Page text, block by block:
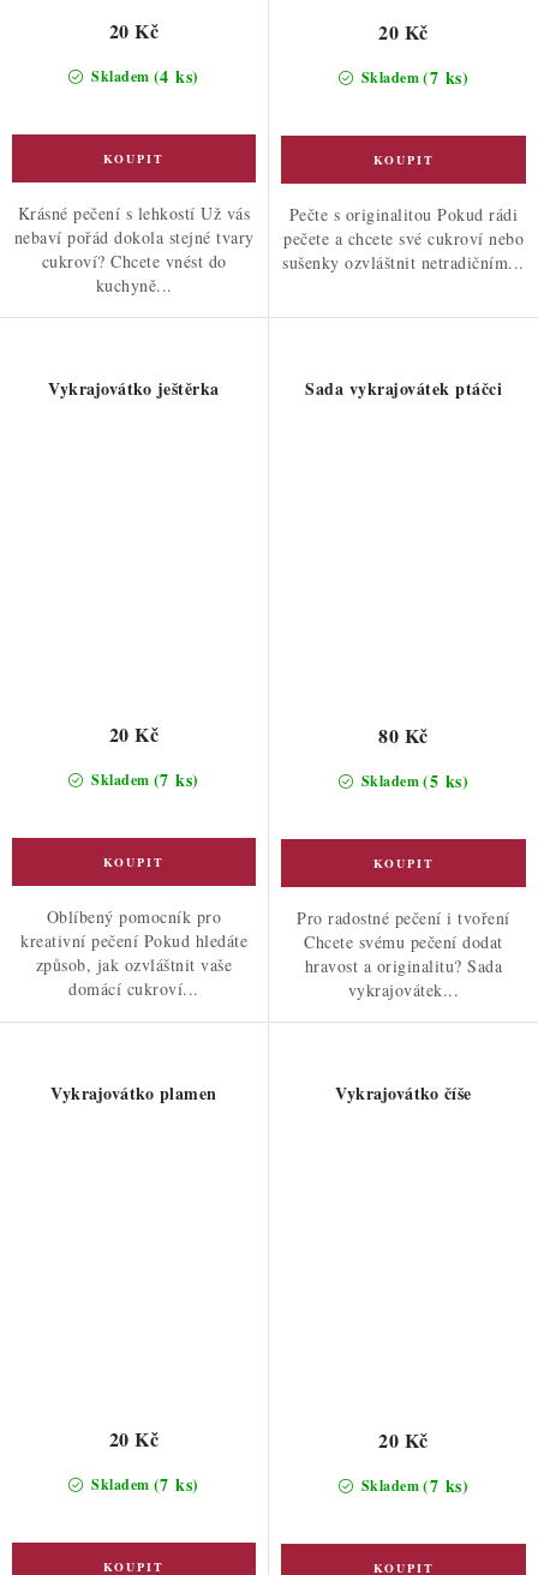
Skladem (4 ks)
20 Kč
Krásné pečení s lehkostí Už vás
nebaví pořád dokola stejné tvary
cukroví? Chcete vnést do
kuchyně...
Skladem(7 ks)
20 Kč
Pečte s originalitou Pokud rádi
pečete a chcete své cukroví nebo
sušenky ozvláštnit netradičním...
Vykrajovátko ještěrka
Skladem (7 ks)
20 Kč
Oblíbený pomocník pro
kreativní pečení Pokud hledáte
způsob, jak ozvláštnit vaše
domácí cukroví...
Sada vykrajovátek ptáčci
Skladem(5 ks)
80 Kč
Pro radostné pečení i tvoření
Chcete svému pečení dodat
hravost a originalitu? Sada
vykrajovátek...
Vykrajovátko plamen
Skladem (7 ks)
20 Kč
Vykrajovátko číše
Skladem(7 ks)
20 Kč